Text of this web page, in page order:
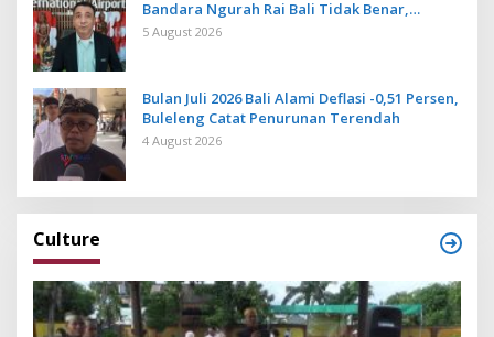
Bandara Ngurah Rai Bali Tidak Benar,
Operasional Penerbangan Lancar
5 August 2026
Bulan Juli 2026 Bali Alami Deflasi -0,51 Persen,
Buleleng Catat Penurunan Terendah
4 August 2026
Culture